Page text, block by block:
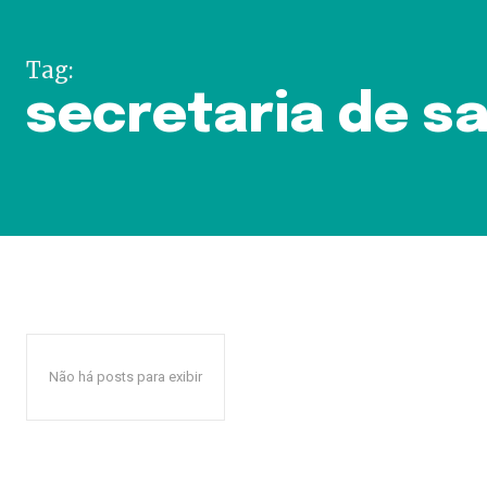
Tag:
secretaria de
Não há posts para exibir